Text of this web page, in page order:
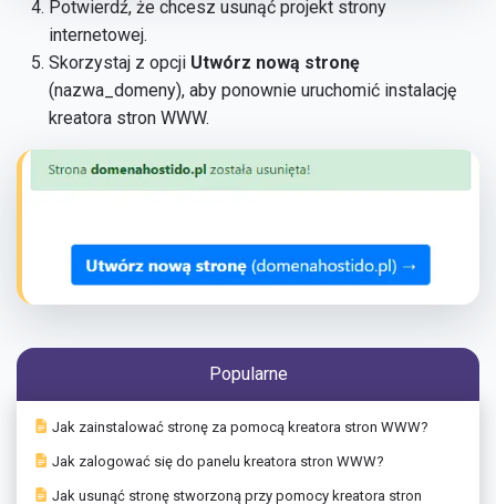
Potwierdź, że chcesz usunąć projekt strony
internetowej.
Skorzystaj z opcji Utwórz nową stronę
(nazwa_domeny), aby ponownie uruchomić instalację
kreatora stron WWW.
Popularne
Jak zainstalować stronę za pomocą kreatora stron WWW?
Jak zalogować się do panelu kreatora stron WWW?
Jak usunąć stronę stworzoną przy pomocy kreatora stron